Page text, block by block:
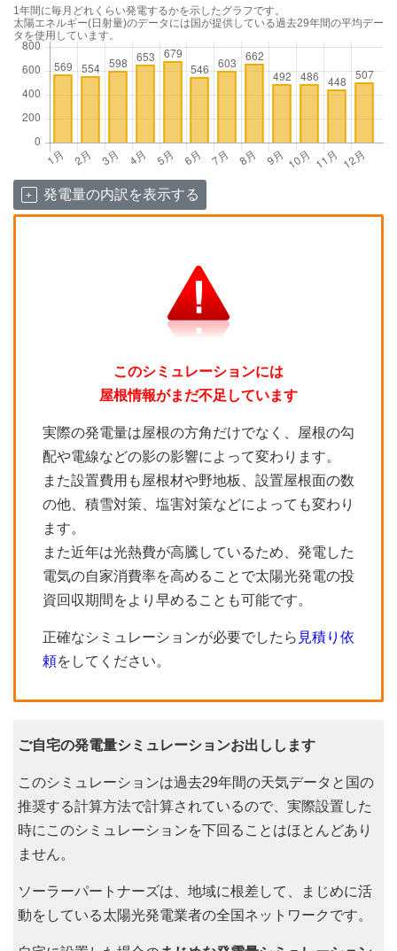
1年間に毎月どれくらい発電するかを示したグラフです。
太陽エネルギー(日射量)のデータには国が提供している過去29年間の平均デー
タを使用しています。
発電量の内訳を表示する
このシミュレーションには
屋根情報がまだ不足しています
実際の発電量は屋根の方角だけでなく、屋根の勾
配や電線などの影の影響によって変わります。
また設置費用も屋根材や野地板、設置屋根面の数
の他、積雪対策、塩害対策などによっても変わり
ます。
また近年は光熱費が高騰しているため、発電した
電気の自家消費率を高めることで太陽光発電の投
資回収期間をより早めることも可能です。
正確なシミュレーションが必要でしたら 見積り依
頼をしてください。
ご自宅の発電量シミュレーションお出しします
このシミュレーションは過去29年間の天気データと国の
推奨する計算方法で計算されているので、実際設置した
時にこのシミュレーションを下回ることはほとんどあり
ません。
ソーラーパートナーズは、地域に根差して、まじめに活
動をしている太陽光発電業者の全国ネットワークです。